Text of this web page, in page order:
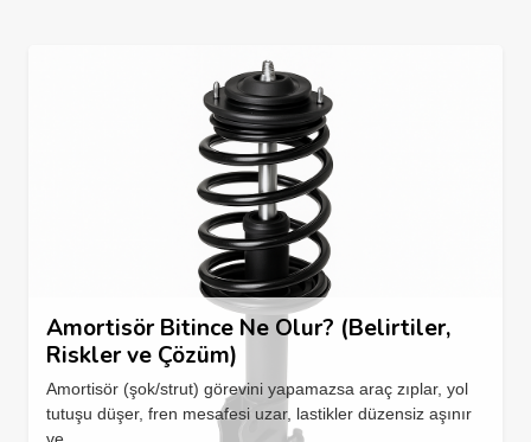
Amortisör Bitince Ne Olur? (Belirtiler,
Riskler ve Çözüm)
Amortisör (şok/strut) görevini yapamazsa araç zıplar, yol
tutuşu düşer, fren mesafesi uzar, lastikler düzensiz aşınır